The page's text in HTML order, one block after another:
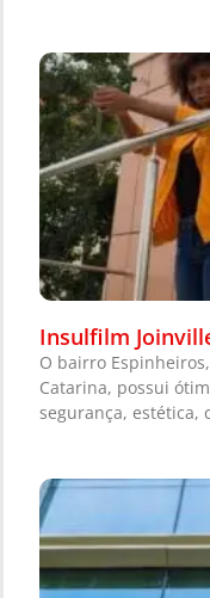
Insulfilm
O bairro
Catarina, possui
segurança, estética,